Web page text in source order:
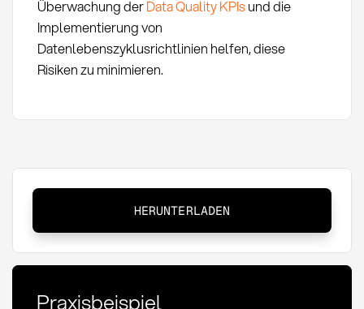
Überwachung derData Quality KPIsund die
Implementierung von
Datenlebenszyklusrichtlinien helfen, diese
Risiken zu minimieren.
Definition,
Methoden
HERUNTERLADEN
Praxisbeispiel